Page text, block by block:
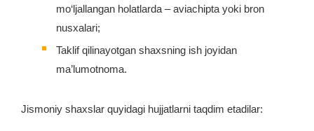
mo‘ljallangan holatlarda – aviachipta yoki bron
nusxalari;
Taklif qilinayotgan shaxsning ish joyidan
ma’lumotnoma.
Jismoniy shaxslar quyidagi hujjatlarni taqdim etadilar: